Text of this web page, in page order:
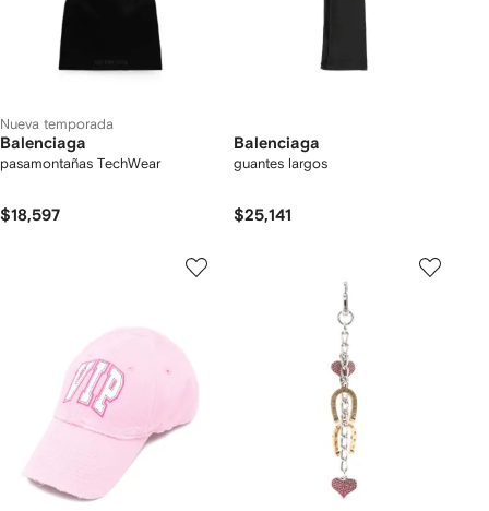
Nueva temporada
Balenciaga
pasamontañas TechWear
$18,597
Balenciaga
guantes largos
$25,141